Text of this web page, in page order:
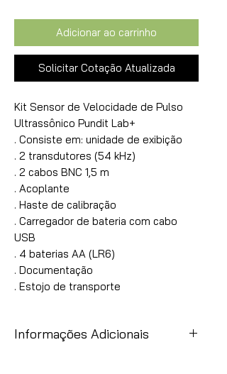
Adicionar ao carrinho
Solicitar Cotação Atualizada
Kit Sensor de Velocidade de Pulso
Ultrassônico Pundit Lab+
. Consiste em: unidade de exibição
. 2 transdutores (54 kHz)
. 2 cabos BNC 1,5 m
. Acoplante
. Haste de calibração
. Carregador de bateria com cabo
USB
. 4 baterias AA (LR6)
. Documentação
. Estojo de transporte
Informações Adicionais